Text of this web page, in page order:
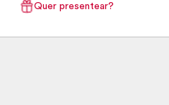
Quer presentear?